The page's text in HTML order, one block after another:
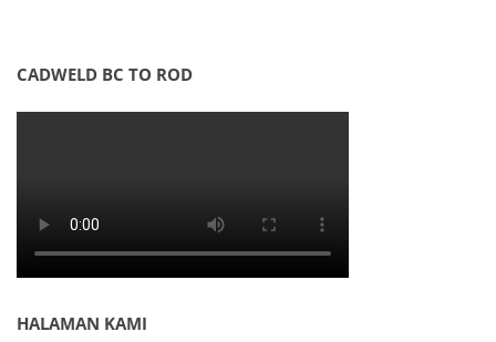
CADWELD BC TO ROD
HALAMAN KAMI